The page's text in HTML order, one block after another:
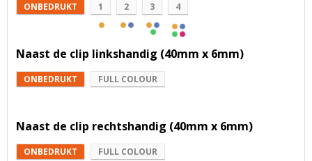
ONBEDRUKT 1 2 3 4
Naast de clip linkshandig (40mm x 6mm)
ONBEDRUKT FULL COLOUR
Naast de clip rechtshandig (40mm x 6mm)
ONBEDRUKT FULL COLOUR